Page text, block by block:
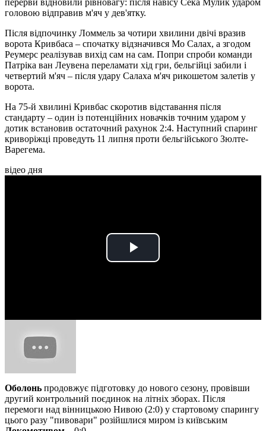
перерви відновили рівновагу: після навісу Сека Мулик ударом
головою відправив м'яч у дев'ятку.
Після відпочинку Ломмель за чотири хвилини двічі вразив
ворота Кривбаса – спочатку відзначився Мо Салах, а згодом
Реумерс реалізував вихід сам на сам. Попри спроби команди
Патріка ван Леувена переламати хід гри, бельгійці забили і
четвертий м'яч – після удару Салаха м'яч рикошетом залетів у
ворота.
На 75-й хвилині Кривбас скоротив відставання після
стандарту – один із потенційних новачків точним ударом у
дотик встановив остаточний рахунок 2:4. Наступний спаринг
криворіжці проведуть 11 липня проти бельгійського Зюлте-
Варегема.
відео дня
Play
Оболонь продовжує підготовку до нового сезону, провівши
другий контрольний поєдинок на літніх зборах. Після
перемоги над вінницькою Нивою (2:0) у стартовому спарингу
цього разу "пивовари" розійшлися миром із київським